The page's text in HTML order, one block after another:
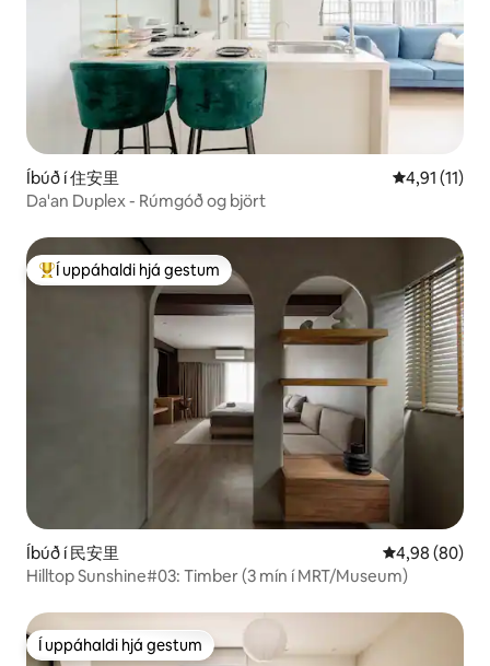
Íbúð í 住安里 4,91 af 5 í
4,91 (11)
Da'an Duplex - Rúmgóð og björt
Í mestu uppáhaldi hjá gestum
Í uppáhaldi hjá gestum
Íbúð í 民安里 4,98 af 5 í
4,98 (80)
Hilltop Sunshine#03: Timber (3 mín í MRT/Museum)
Í uppáhaldi hjá gestum
Í uppáhaldi hjá gestum